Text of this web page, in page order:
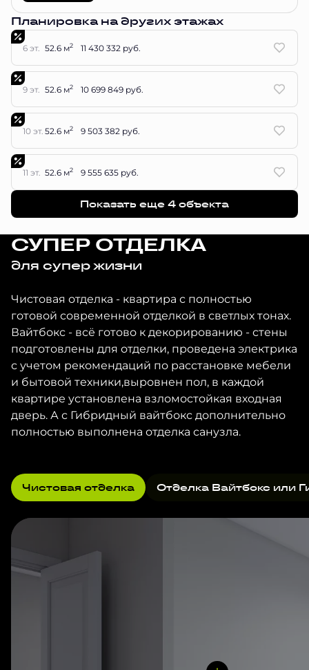
Планировка на других этажах
6 эт. 52.6 м2 11 430 332 руб.
9 эт. 52.6 м2 10 699 849 руб.
10 эт. 52.6 м2 9 503 382 руб.
11 эт. 52.6 м2 9 555 635 руб.
Показать еще 4 объектa
СУПЕР ОТДЕЛКА
для супер жизни
Чистовая отделка - квартира с полностью
готовой современной отделкой в светлых тонах.
Вайтбокс - всё готово к декорированию - стены
подготовлены для отделки, проведена электрика
с учетом рекомендаций по расстановке мебели
и бытовой техники,выровнен пол, в каждой
квартире установлена взломостойкая входная
дверь. А с Гибридный вайтбокс дополнительно
полностью выполнена отделка санузла.
Чистовая отделка Отделка Вайтбокс или